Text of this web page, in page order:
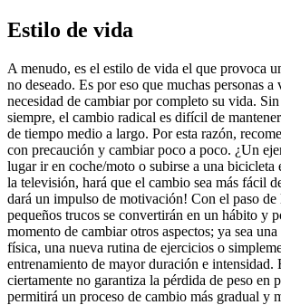
Estilo de vida
A menudo, es el estilo de vida el que provoca
no deseado. Es por eso que muchas personas a
necesidad de cambiar por completo su vida.
siempre, el cambio radical es difícil de
de tiempo medio a largo. Por esta razón,
con precaución y cambiar poco a poco. ¿Un
lugar ir en coche/moto o subirse a una bicicleta
la televisión, hará que el cambio sea más fácil
dará un impulso de motivación! Con el paso de
pequeños trucos se convertirán en un hábito y
momento de cambiar otros aspectos; ya sea
física, una nueva rutina de ejercicios o
entrenamiento de mayor duración e intensidad.
ciertamente no garantiza la pérdida de peso en
permitirá un proceso de cambio más gradual y